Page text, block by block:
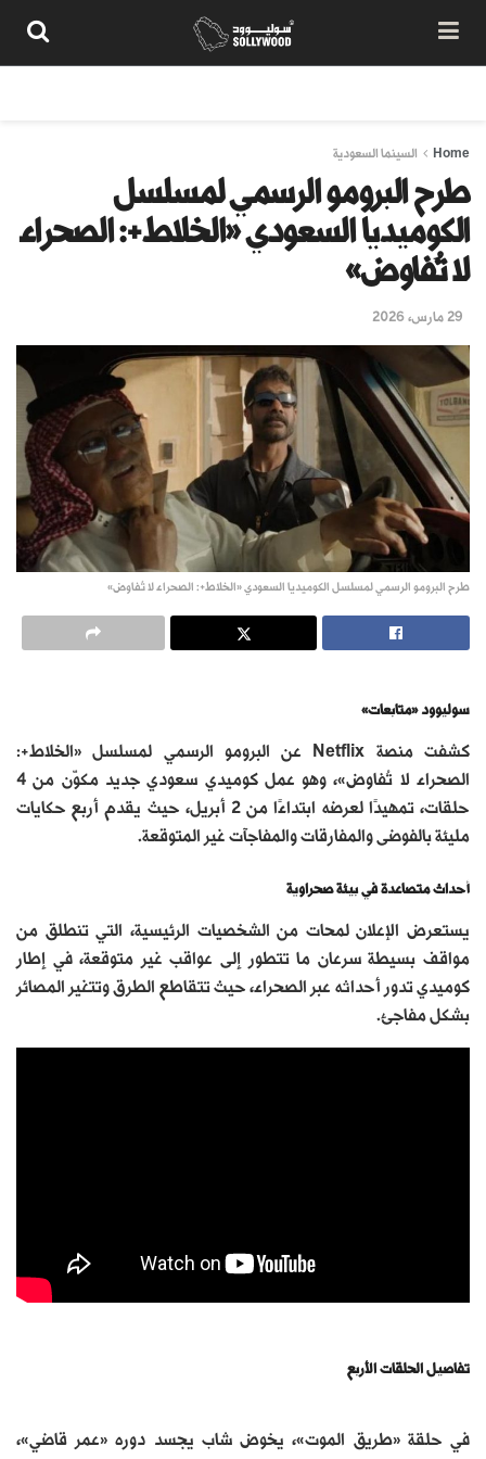
Home السينما السعودية
طرح البرومو الرسمي لمسلسل
الكوميديا السعودي «الخلاط+: الصحراء
لا تُفاوض»
29 مارس، 2026
طرح البرومو الرسمي لمسلسل الكوميديا السعودي «الخلاط+: الصحراء لا تُفاوض»
سوليوود «متابعات»
كشفت منصة Netflix عن البرومو الرسمي لمسلسل «الخلاط+:
الصحراء لا تُفاوض»، وهو عمل كوميدي سعودي جديد مكوّن من 4
حلقات، تمهيدًا لعرضه ابتداءًا من 2 أبريل، حيث يقدم أربع حكايات
مليئة بالفوضى والمفارقات والمفاجآت غير المتوقعة.
أحداث متصاعدة في بيئة صحراوية
يستعرض الإعلان لمحات من الشخصيات الرئيسية، التي تنطلق من
مواقف بسيطة سرعان ما تتطور إلى عواقب غير متوقعة، في إطار
كوميدي تدور أحداثه عبر الصحراء، حيث تتقاطع الطرق وتتغير المصائر
بشكل مفاجئ.
تفاصيل الحلقات الأربع
في حلقة «طريق الموت»، يخوض شاب يجسد دوره «عمر قاضي»،